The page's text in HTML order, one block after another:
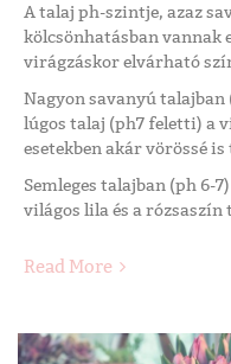
A talaj ph-szintje, azaz
kölcsönhatásban vannak
virágzáskor elvárható
Nagyon savanyú
lúgos talaj (ph7 feletti) a
esetekben akár vörössé is
Semleges talajban (ph 6-
világos lila és a rózsaszín
Read More